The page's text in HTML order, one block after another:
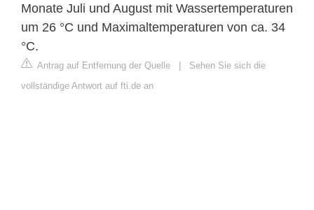
Monate Juli und August mit Wassertemperaturen
um 26 °C und Maximaltemperaturen von ca. 34
°C.
Antrag auf Entfernung der Quelle | Sehen Sie sich die
vollständige Antwort auf fti.de an